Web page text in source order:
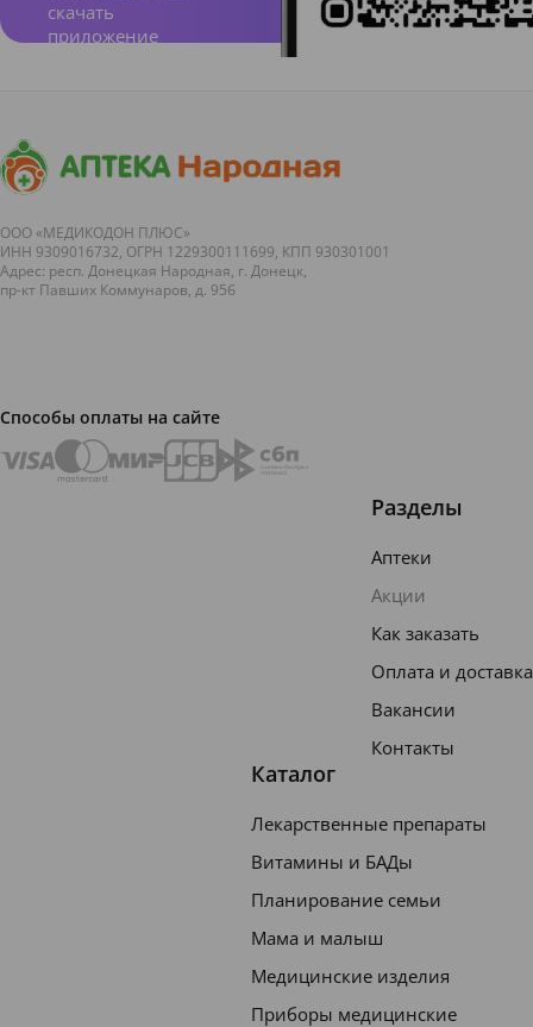
скачать
приложение
ООО «МЕДИКОДОН ПЛЮС»
ИНН 9309016732, ОГРН 1229300111699, КПП 930301001
Адрес: респ. Донецкая Народная, г. Донецк,
пр-кт Павших Коммунаров, д. 95б
Способы оплаты на сайте
Разделы
Аптеки
Акции
Как заказать
Оплата и доставка
Вакансии
Контакты
Каталог
Лекарственные препараты
Витамины и БАДы
Планирование семьи
Мама и малыш
Медицинские изделия
Приборы медицинские